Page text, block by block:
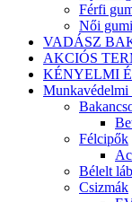
Férfi
Női
VADÁSZ
AKCIÓS
KÉNYELMI
Munkavédelmi
Félcipők
Bélelt
Csizmák